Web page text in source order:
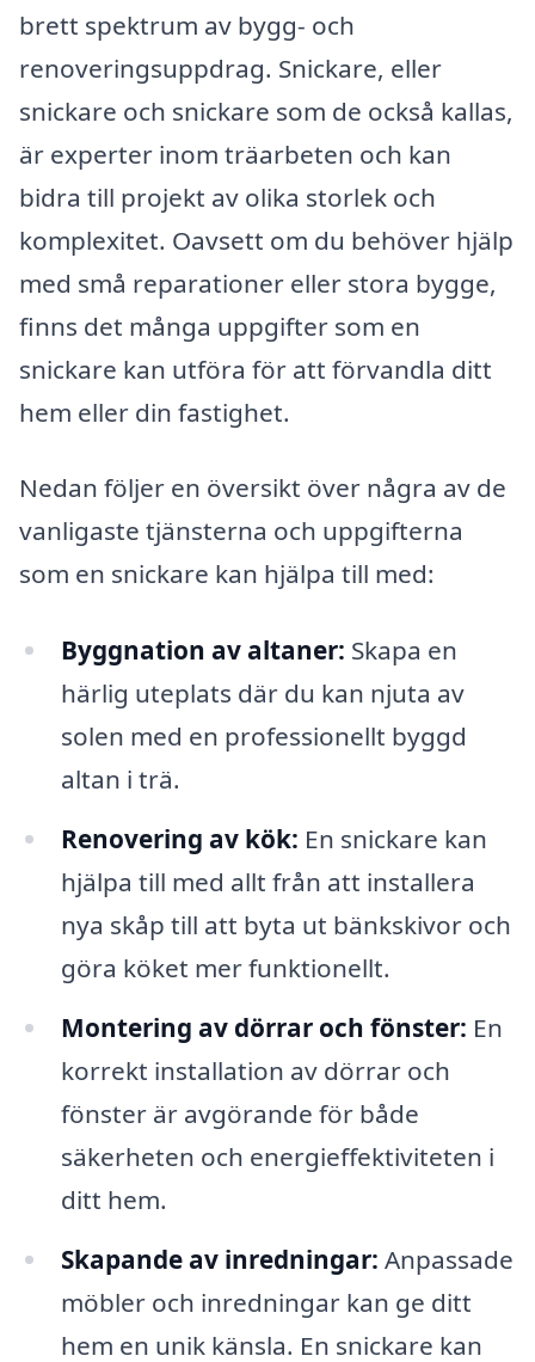
brett spektrum av bygg- och
renoveringsuppdrag. Snickare, eller
snickare och snickare som de också kallas,
är experter inom träarbeten och kan
bidra till projekt av olika storlek och
komplexitet. Oavsett om du behöver hjälp
med små reparationer eller stora bygge,
finns det många uppgifter som en
snickare kan utföra för att förvandla ditt
hem eller din fastighet.
Nedan följer en översikt över några av de
vanligaste tjänsterna och uppgifterna
som en snickare kan hjälpa till med:
Byggnation av altaner: Skapa en
härlig uteplats där du kan njuta av
solen med en professionellt byggd
altan i trä.
Renovering av kök: En snickare kan
hjälpa till med allt från att installera
nya skåp till att byta ut bänkskivor och
göra köket mer funktionellt.
Montering av dörrar och fönster: En
korrekt installation av dörrar och
fönster är avgörande för både
säkerheten och energieffektiviteten i
ditt hem.
Skapande av inredningar: Anpassade
möbler och inredningar kan ge ditt
hem en unik känsla. En snickare kan